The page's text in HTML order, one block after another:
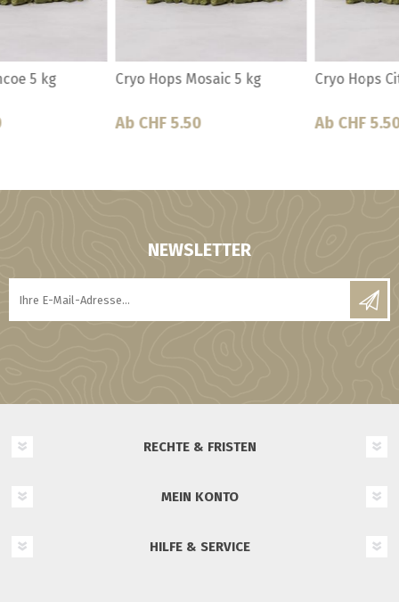
Cryo Hops Citra 25% 50g Cryo Hop Simcoe 22.3% 50gr
NEWSLETTER
RECHTE & FRISTEN
MEIN KONTO
HILFE & SERVICE